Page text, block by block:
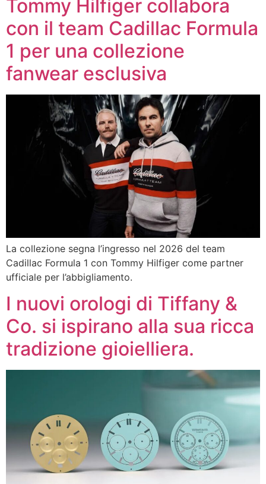
Tommy Hilfiger collabora
con il team Cadillac Formula
1 per una collezione
fanwear esclusiva
La collezione segna l’ingresso nel 2026 del team
Cadillac Formula 1 con Tommy Hilfiger come partner
ufficiale per l’abbigliamento.
I nuovi orologi di Tiffany &
Co. si ispirano alla sua ricca
tradizione gioielliera.